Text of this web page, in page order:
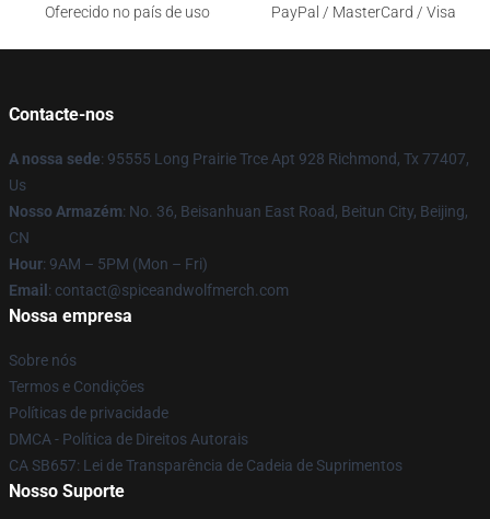
Oferecido no país de uso
PayPal / MasterCard / Visa
Contacte-nos
A nossa sede: 95555 Long Prairie Trce Apt 928 Richmond, Tx 77407,
Us
Nosso Armazém: No. 36, Beisanhuan East Road, Beitun City, Beijing,
CN
Hour: 9AM – 5PM (Mon – Fri)
Email : contact@spiceandwolfmerch.com
Nossa empresa
Sobre nós
Termos e Condições
Políticas de privacidade
DMCA - Política de Direitos Autorais
CA SB657: Lei de Transparência de Cadeia de Suprimentos
Nosso Suporte